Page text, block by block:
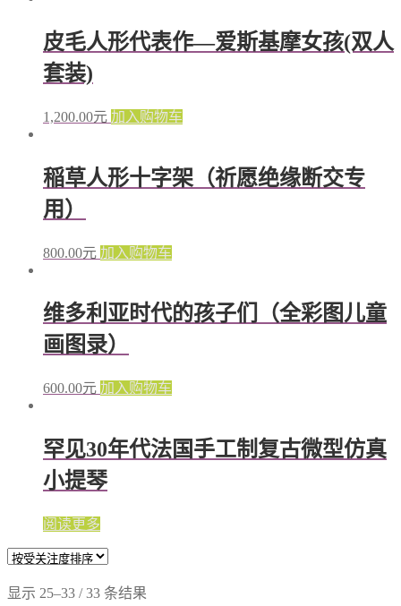
皮毛人形代表作—爱斯基摩女孩(双人
套装)
1,200.00元 加入购物车
稲草人形十字架（祈愿绝缘断交专
用）
800.00元 加入购物车
维多利亚时代的孩子们（全彩图儿童
画图录）
600.00元 加入购物车
罕见30年代法国手工制复古微型仿真
小提琴
阅读更多
显示 25–33 / 33 条结果